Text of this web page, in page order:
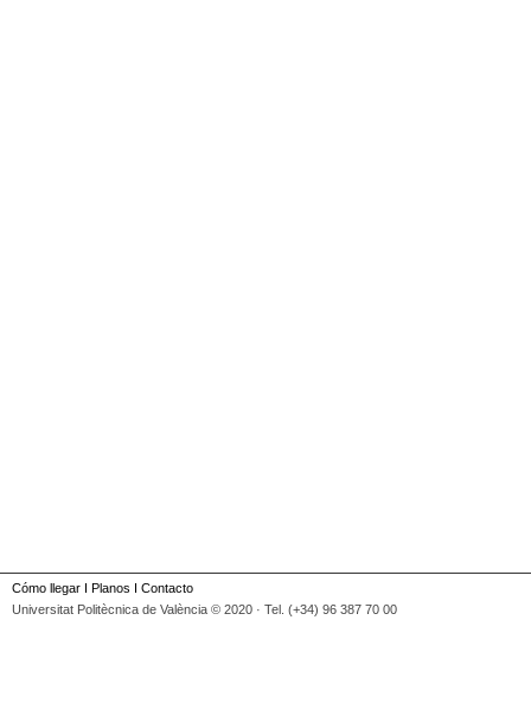
Cómo llegar I Planos I Contacto
Universitat Politècnica de València © 2020 · Tel. (+34) 96 387 70 00